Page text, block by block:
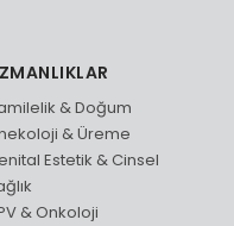
& Doğum
& Üreme
Estetik & Cinsel
& Onkoloji